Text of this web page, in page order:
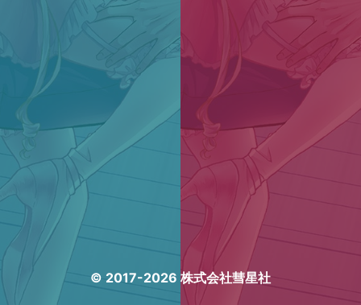
© 2017-2026 株式会社彗星社